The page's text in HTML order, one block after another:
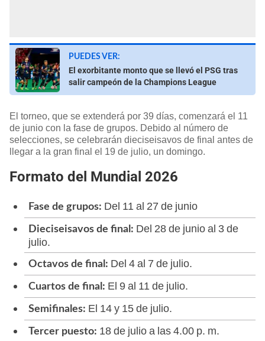
PUEDES VER:
El exorbitante monto que se llevó el PSG tras
salir campeón de la Champions League
El torneo, que se extenderá por 39 días, comenzará el 11
de junio con la fase de grupos. Debido al número de
selecciones, se celebrarán dieciseisavos de final antes de
llegar a la gran final el 19 de julio, un domingo.
Formato del Mundial 2026
Fase de grupos: Del 11 al 27 de junio
Dieciseisavos de final: Del 28 de junio al 3 de
julio.
Octavos de final: Del 4 al 7 de julio.
Cuartos de final: El 9 al 11 de julio.
Semifinales: El 14 y 15 de julio.
Tercer puesto: 18 de julio a las 4.00 p. m.